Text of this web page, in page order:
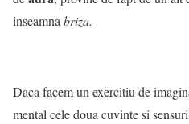
inseamna briza.
Daca facem un exercitiu de
mental cele doua cuvinte si